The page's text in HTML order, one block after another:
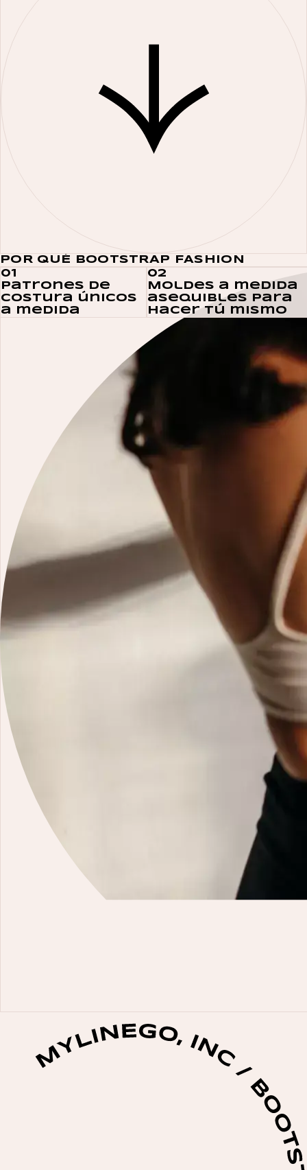
POR QUÉ BOOTSTRAP FASHION
01
Patrones de
costura únicos
a medida
02
Moldes a medida
asequibles para
hacer tú mismo